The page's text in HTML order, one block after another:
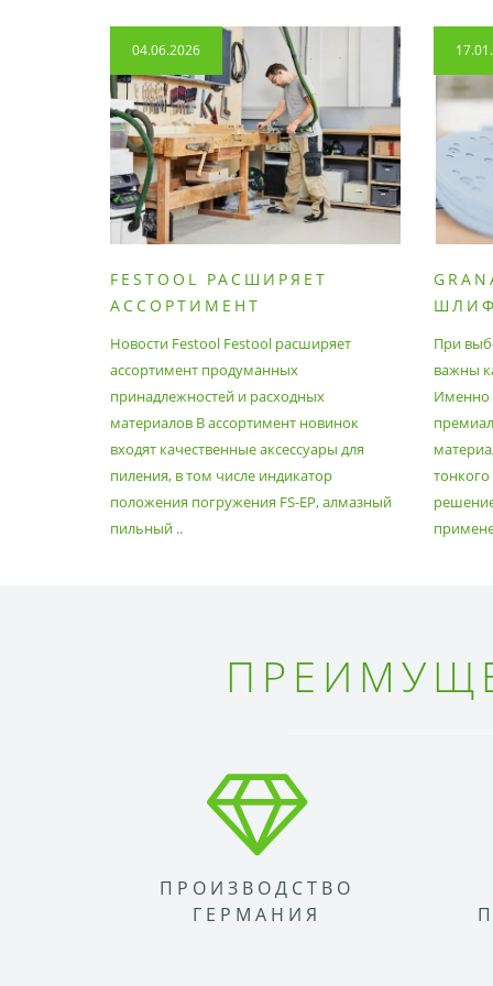
04.06.2026
FESTOOL РАСШИРЯЕТ
АССОРТИМЕНТ
ПРИНАДЛЕЖНОСТЕЙ И
РАСХОДНЫХ МАТЕРИАЛОВ
Новости Festool Festool расширяет
ассортимент продуманных
принадлежностей и расходных
материалов В ассортимент новинок
входят качественные аксессуары для
пиления, в том числе индикатор
положения погружения FS-EP, алмазный
пильный ..
При
важны
Именно
ПРОИЗВОДСТВО
ГЕРМАНИЯ